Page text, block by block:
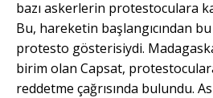
bazı askerlerin protestoculara
Bu, hareketin başlangıcından
protesto gösterisiydi.
birim olan Capsat,
reddetme çağrısında bulundu.